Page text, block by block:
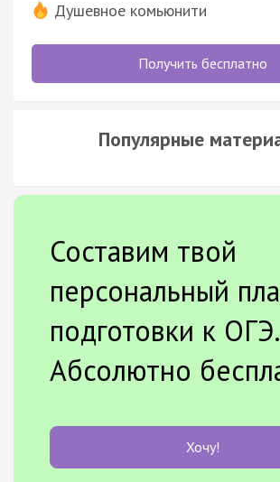
Душевное комьюнити
Получить бесплатно
Популярные
Составим твой
персональный
подготовки к ОГЭ.
Абсолютно
Хочу!